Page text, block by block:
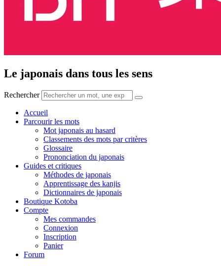
Le japonais dans tous les sens
Rechercher
Accueil
Parcourir les mots
Mot japonais au hasard
Classements des mots par critères
Glossaire
Prononciation du japonais
Guides et critiques
Méthodes de japonais
Apprentissage des kanjis
Dictionnaires de japonais
Boutique Kotoba
Compte
Mes commandes
Connexion
Inscription
Panier
Forum